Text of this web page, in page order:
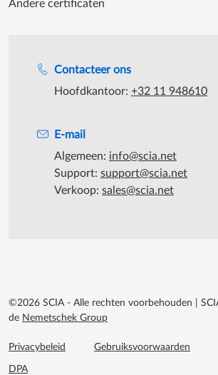
Contacteer ons
Hoofdkantoor: +32 11 948610
E-mail
Algemeen: info@scia.net
Support: support@scia.net
Verkoop: sales@scia.net
Andere certificaten
©2026 SCIA - Alle rechten voorbehouden
de Nemetschek Group
Footer menu extra
Privacybeleid Gebruiksvoorwaarden
DPA